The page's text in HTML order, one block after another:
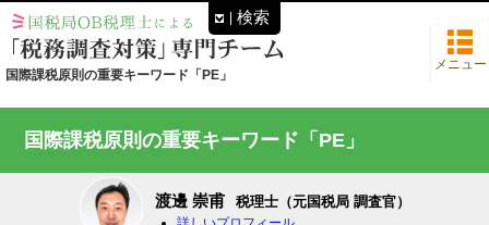
国際課税原則の重要キーワード「PE」
メニュー
国際課税原則の重要キーワード「PE」
渡邊 崇甫 税理士（元国税局 調査官）
検索